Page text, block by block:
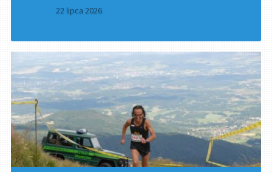
22 lipca 2026